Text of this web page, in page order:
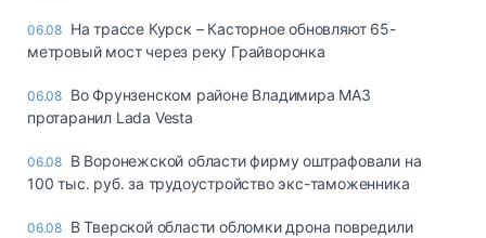
06.08 На трассе Курск – Касторное обновляют 65-
метровый мост через реку Грайворонка
06.08 Во Фрунзенском районе Владимира МАЗ
протаранил Lada Vesta
06.08 В Воронежской области фирму оштрафовали на
100 тыс. руб. за трудоустройство экс-таможенника
06.08 В Тверской области обломки дрона повредили